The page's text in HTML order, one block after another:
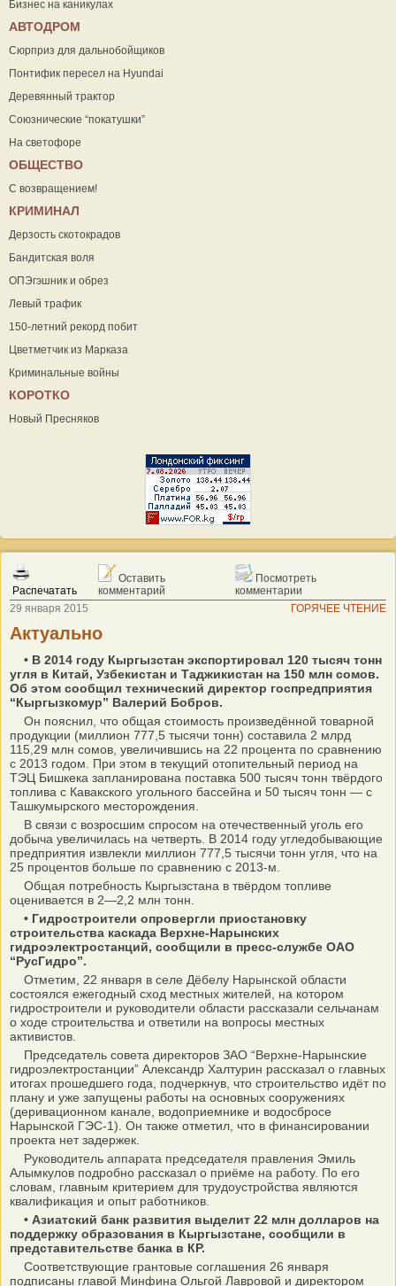
Бизнес на каникулах
АВТОДРОМ
Сюрприз для дальнобойщиков
Понтифик пересел на Hyundai
Деревянный трактор
Союзнические “покатушки”
На светофоре
ОБЩЕСТВО
С возвращением!
КРИМИНАЛ
Дерзость скотокрадов
Бандитская воля
ОПЭгэшник и обрез
Левый трафик
150-летний рекорд побит
Цветметчик из Марказа
Криминальные войны
КОРОТКО
Новый Пресняков
Распечатать
Оставить
комментарий
Посмотреть
комментарии
29 января 2015
ГОРЯЧЕЕ ЧТЕНИЕ
Актуально
• В 2014 году Кыргызстан экспортировал 120 тысяч тонн
угля в Китай, Узбекистан и Таджикистан на 150 млн сомов.
Об этом сообщил технический директор госпредприятия
“Кыргызкомур” Валерий Бобров.
Он пояснил, что общая стоимость произведённой товарной
продукции (миллион 777,5 тысячи тонн) составила 2 млрд
115,29 млн сомов, увеличившись на 22 процента по сравнению
с 2013 годом. При этом в текущий отопительный период на
ТЭЦ Бишкека запланирована поставка 500 тысяч тонн твёрдого
топлива с Кавакского угольного бассейна и 50 тысяч тонн — с
Ташкумырского месторождения.
В связи с возросшим спросом на отечественный уголь его
добыча увеличилась на четверть. В 2014 году угледобывающие
предприятия извлекли миллион 777,5 тысячи тонн угля, что на
25 процентов больше по сравнению с 2013-м.
Общая потребность Кыргызстана в твёрдом топливе
оценивается в 2—2,2 млн тонн.
• Гидростроители опровергли приостановку
строительства каскада Верхне-Нарынских
гидроэлектростанций, сообщили в пресс-службе ОАО
“РусГидро”.
Отметим, 22 января в селе Дёбелу Нарынской области
состоялся ежегодный сход местных жителей, на котором
гидростроители и руководители области рассказали сельчанам
о ходе строительства и ответили на вопросы местных
активистов.
Председатель совета директоров ЗАО “Верхне-Нарынские
гидроэлектростанции” Александр Халтурин рассказал о главных
итогах прошедшего года, подчеркнув, что строительство идёт по
плану и уже запущены работы на основных сооружениях
(деривационном канале, водоприемнике и водосбросе
Нарынской ГЭС-1). Он также отметил, что в финансировании
проекта нет задержек.
Руководитель аппарата председателя правления Эмиль
Алымкулов подробно рассказал о приёме на работу. По его
словам, главным критерием для трудоустройства являются
квалификация и опыт работников.
• Азиатский банк развития выделит 22 млн долларов на
поддержку образования в Кыргызстане, сообщили в
представительстве банка в КР.
Соответствующие грантовые соглашения 26 января
подписаны главой Минфина Ольгой Лавровой и директором